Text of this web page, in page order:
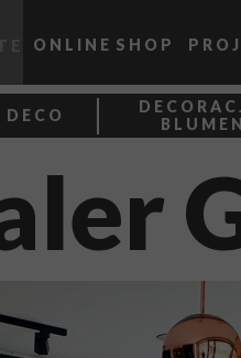
D E C O R A
B L U M E
D E C O
O N L I N E S H O P P R O